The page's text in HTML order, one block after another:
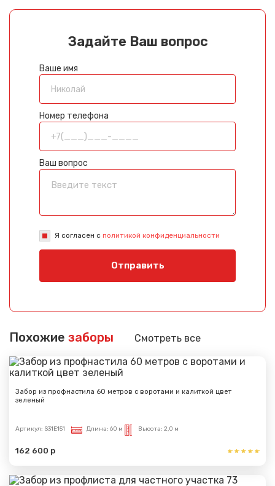
Задайте Ваш вопрос
Ваше имя
Номер телефона
Ваш вопрос
Я согласен с политикой конфиденциальности
Отправить
Похожие заборы Смотреть все
Забор из профнастила 60 метров с воротами и калиткой цвет
зеленый
Артикул: S31E151 Длина: 60 м Высота: 2,0 м
162 600 р